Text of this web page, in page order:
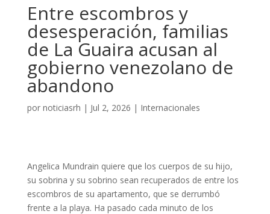
Entre escombros y
desesperación, familias
de La Guaira acusan al
gobierno venezolano de
abandono
por noticiasrh | Jul 2, 2026 | Internacionales
Angelica Mundrain quiere que los cuerpos de su hijo,
su sobrina y su sobrino sean recuperados de entre los
escombros de su apartamento, que se derrumbó
frente a la playa. Ha pasado cada minuto de los